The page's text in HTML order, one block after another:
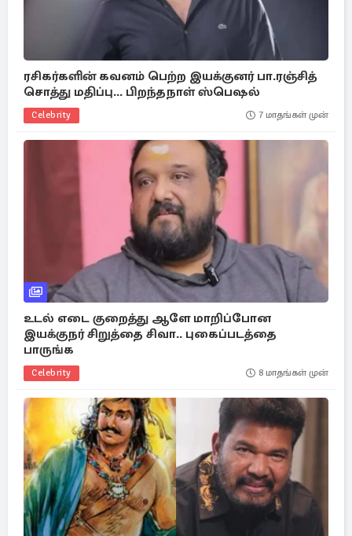
ரசிகர்களின் கவனம் பெற்ற இயக்குனர் பா.ரஞ்சித்
சொத்து மதிப்பு... பிறந்தநாள் ஸ்பெஷல்
Celebrity 7 மாதங்கள் முன்
உடல் எடை குறைத்து ஆளே மாறிப்போன
இயக்குநர் சிறுத்தை சிவா.. புகைப்படத்தை
பாருங்க
Celebrity 8 மாதங்கள் முன்